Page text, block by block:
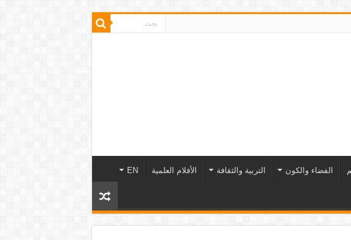
الفضاء والكون التربية والثقافة الأفلام العلمية EN